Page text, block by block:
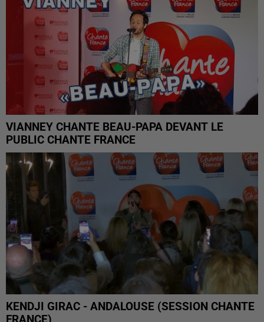
VIANNEY CHANTE BEAU-PAPA DEVANT LE
PUBLIC CHANTE FRANCE
KENDJI GIRAC - ANDALOUSE (SESSION CHANTE